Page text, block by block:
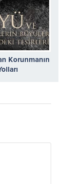
Korunmanın